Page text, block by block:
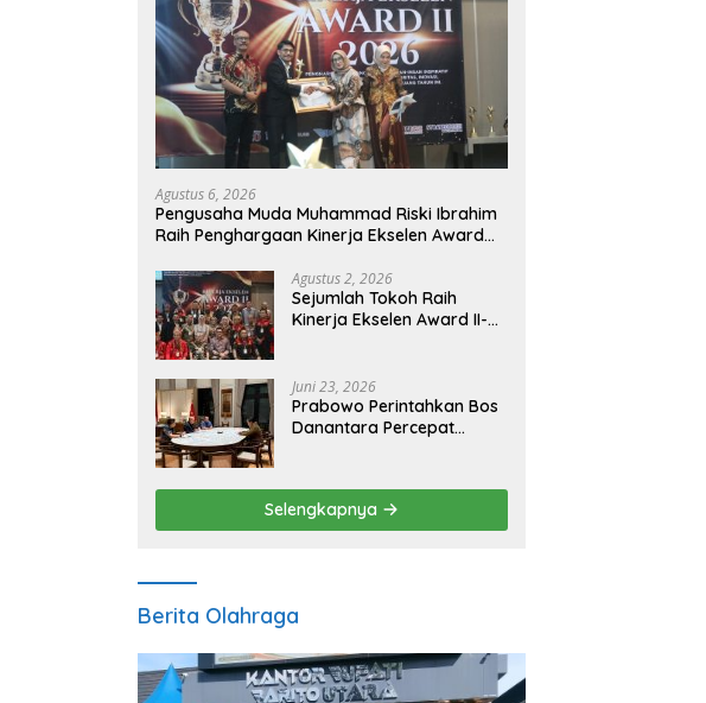
Agustus 6, 2026
Pengusaha Muda Muhammad Riski Ibrahim
Raih Penghargaan Kinerja Ekselen Award
Agustus 2, 2026
Sejumlah Tokoh Raih
Kinerja Ekselen Award II-
Juni 23, 2026
Prabowo Perintahkan Bos
Danantara Percepat
Ekonomi Baru
Selengkapnya
Berita Olahraga